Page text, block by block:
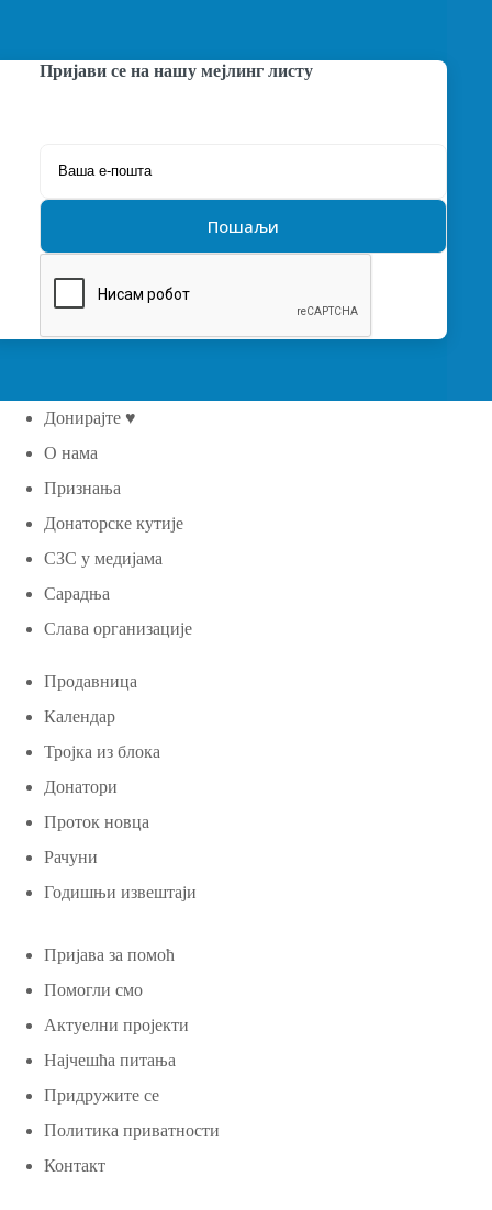
Пријави се на нашу мејлинг листу
Донирајте ♥
О нама
Признања
Донаторске кутије
СЗС у медијама
Сарадња
Слава организације
Продавница
Календар
Тројка из блока
Донатори
Проток новца
Рачуни
Годишњи извештаји
Пријава за помоћ
Помогли смо
Актуелни пројекти
Најчешћа питања
Придружите се
Политика приватности
Контакт